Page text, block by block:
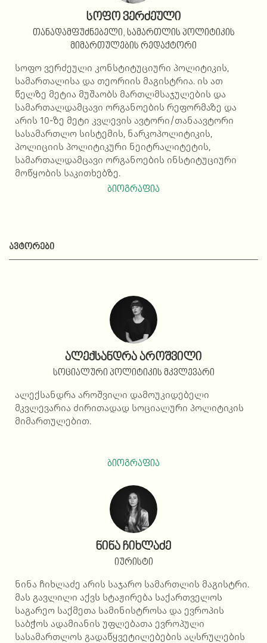
სოფო ვერძეული
თანადამფუძნებელი, სამართლის პოლიტიკის
მიმართულების რედაქტორი
სოფო ვერძეული კონსტიტუციური პოლიტიკის,
სამართალისა და თეორიის მაგისტრია. ის ათ
წელზე მეტია მუშაობს მართლმსაჯულების და
სამართალდამცავი ორგანოების რეფორმაზე და
არის 10-ზე მეტი კვლევის ავტორი/თანაავტორი
სასამართლო სისტემის, ნარკოპოლიტიკის,
პოლიციის პოლიტიკური ნეიტრალიტეტის,
სამართალდამცავი ორგანოების ინსტიტუციური
მოწყობის საკითხებზე.
ბიოგრაფია
ᲐᲕᲢᲝᲠᲔᲑᲘ
ალექსანდრა აროშვილი
სოციალური პოლიტიკის მკვლევარი
ალექსანდრა აროშვილი დამოუკიდებელი
მკვლევარია ძირითადად სოციალური პოლიტიკის
მიმართულებით.
ბიოგრაფია
ნინა ჩიხლაძე
იურისტი
ნინა ჩიხლაძე არის საჯარო სამართლის მაგისტრი.
მას გავლილი აქვს სტაჟირება საქართველოს
საგარეო საქმეთა სამინისტროსა და ევროპის
საბჭოს ადამიანის უფლებათა ევროპული
სასამართლოს გადაწყვეტილებების აღსრულების